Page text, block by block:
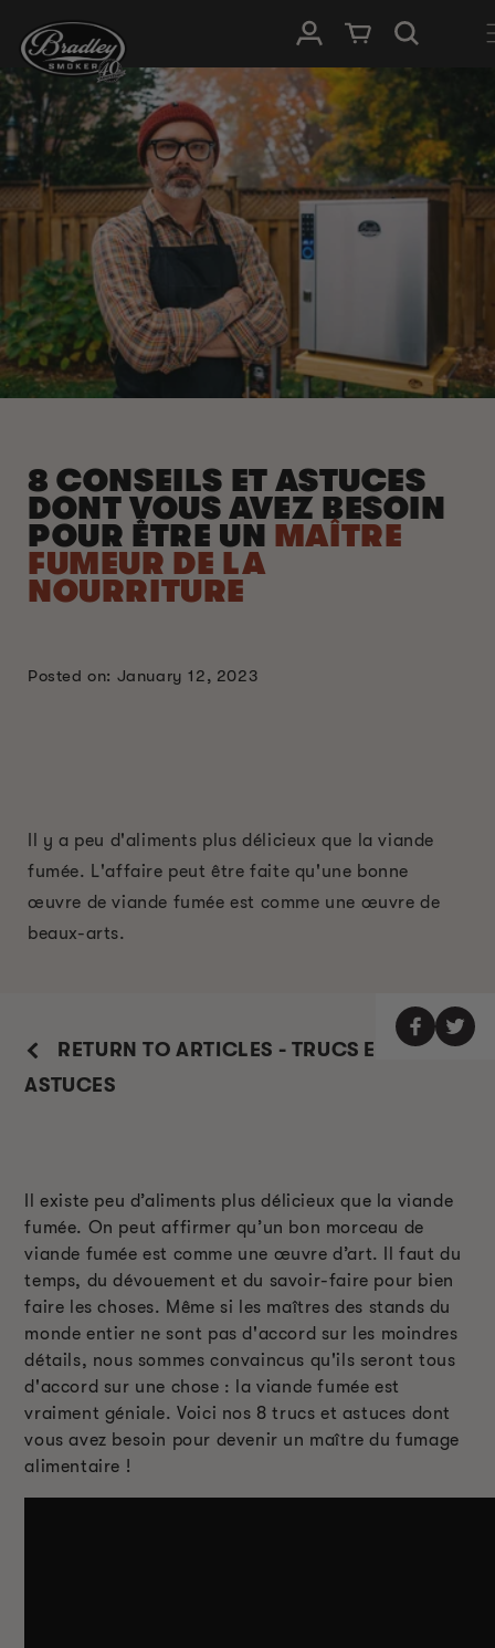
PASSER AU
CONTENU
ConnexionPanier
8 CONSEILS ET ASTUCES
DONT VOUS AVEZ BESOIN
POUR ÊTRE UN MAÎTRE
FUMEUR DE LA
NOURRITURE
Posted on: January 12, 2023
Il y a peu d'aliments plus délicieux que la viande
fumée. L'affaire peut être faite qu'une bonne
œuvre de viande fumée est comme une œuvre de
beaux-arts.
RETURN TO ARTICLES - TRUCS ET
ASTUCES
Il existe peu d’aliments plus délicieux que la viande
fumée. On peut affirmer qu’un bon morceau de
viande fumée est comme une œuvre d’art. Il faut du
temps, du dévouement et du savoir-faire pour bien
faire les choses. Même si les maîtres des stands du
monde entier ne sont pas d'accord sur les moindres
détails, nous sommes convaincus qu'ils seront tous
d'accord sur une chose : la viande fumée est
vraiment géniale. Voici nos 8 trucs et astuces dont
vous avez besoin pour devenir un maître du fumage
alimentaire !